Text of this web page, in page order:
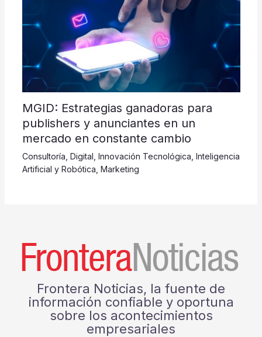
MGID: Estrategias ganadoras para
publishers y anunciantes en un
mercado en constante cambio
Consultoría Digital Innovación Tecnológica Inteligencia
Artificial y Robótica Marketing
Frontera Noticias, la fuente de
información confiable y oportuna
sobre los acontecimientos
empresariales